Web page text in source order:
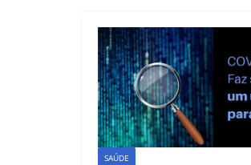
b
o
o
k
d
o
n
SAÚDE